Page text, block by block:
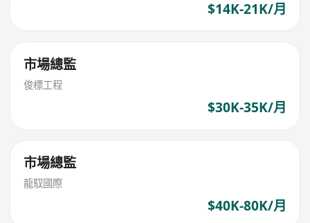
$14K-21K/月
市場總監
俊標工程
$30K-35K/月
市場總監
龍馭國際
$40K-80K/月